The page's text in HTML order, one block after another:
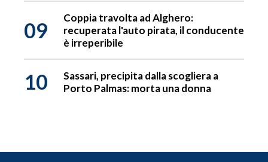
09
Coppia travolta ad Alghero:
recuperata l'auto pirata, il conducente
è irreperibile
10
Sassari, precipita dalla scogliera a
Porto Palmas: morta una donna